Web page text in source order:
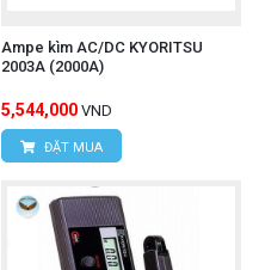
Ampe kìm AC/DC KYORITSU
2003A (2000A)
5,544,000 VND
ĐẶT MUA